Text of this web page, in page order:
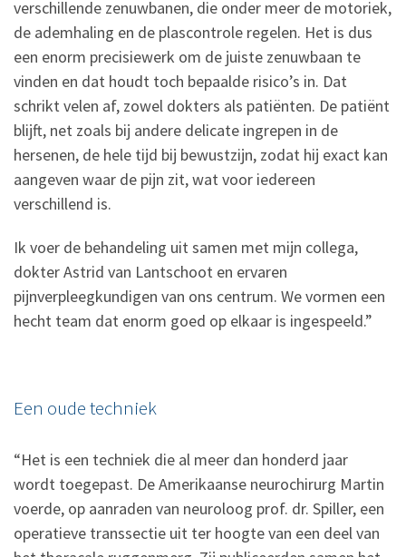
verschillende zenuwbanen, die onder meer de motoriek,
de ademhaling en de plascontrole regelen. Het is dus
een enorm precisiewerk om de juiste zenuwbaan te
vinden en dat houdt toch bepaalde risico’s in. Dat
schrikt velen af, zowel dokters als patiënten. De patiënt
blijft, net zoals bij andere delicate ingrepen in de
hersenen, de hele tijd bij bewustzijn, zodat hij exact kan
aangeven waar de pijn zit, wat voor iedereen
verschillend is.
Ik voer de behandeling uit samen met mijn collega,
dokter Astrid van Lantschoot en ervaren
pijnverpleegkundigen van ons centrum. We vormen een
hecht team dat enorm goed op elkaar is ingespeeld.”
Een oude techniek
“Het is een techniek die al meer dan honderd jaar
wordt toegepast. De Amerikaanse neurochirurg Martin
voerde, op aanraden van neuroloog prof. dr. Spiller, een
operatieve transsectie uit ter hoogte van een deel van